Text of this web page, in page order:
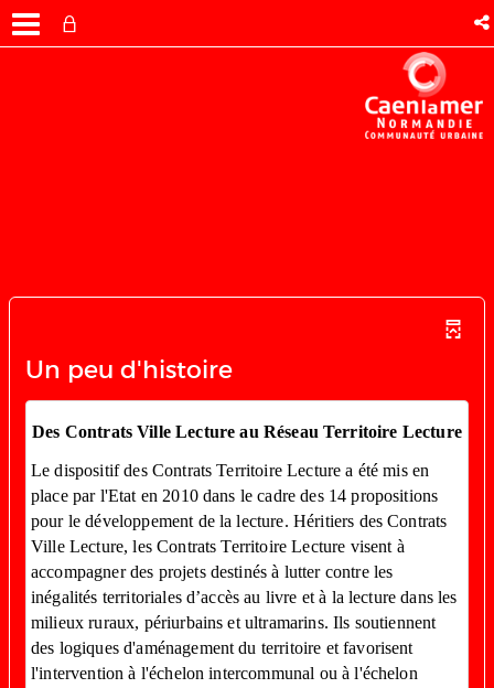
Un peu d'histoire
Des Contrats Ville Lecture au Réseau Territoire Lecture
Le dispositif des Contrats Territoire Lecture a été mis en
place par l'Etat en 2010 dans le cadre des 14 propositions
pour le développement de la lecture. Héritiers des Contrats
Ville Lecture, les Contrats Territoire Lecture visent à
accompagner des projets destinés à lutter contre les
inégalités territoriales d’accès au livre et à la lecture dans les
milieux ruraux, périurbains et ultramarins. Ils soutiennent
des logiques d'aménagement du territoire et favorisent
l'intervention à l'échelon intercommunal ou à l'échelon